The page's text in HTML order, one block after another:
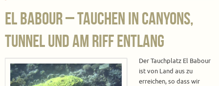
El Babour – Tauchen in Canyons,
Tunnel und am Riff entlang
Der Tauchplatz El Babour
ist von Land aus zu
erreichen, so dass wir